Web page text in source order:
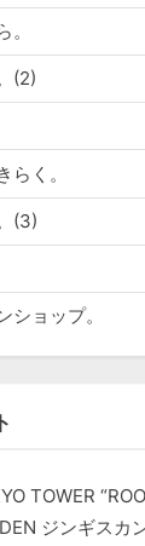
(2)
らく。
(3)
ショップ。
TOWER
ジンギスカ